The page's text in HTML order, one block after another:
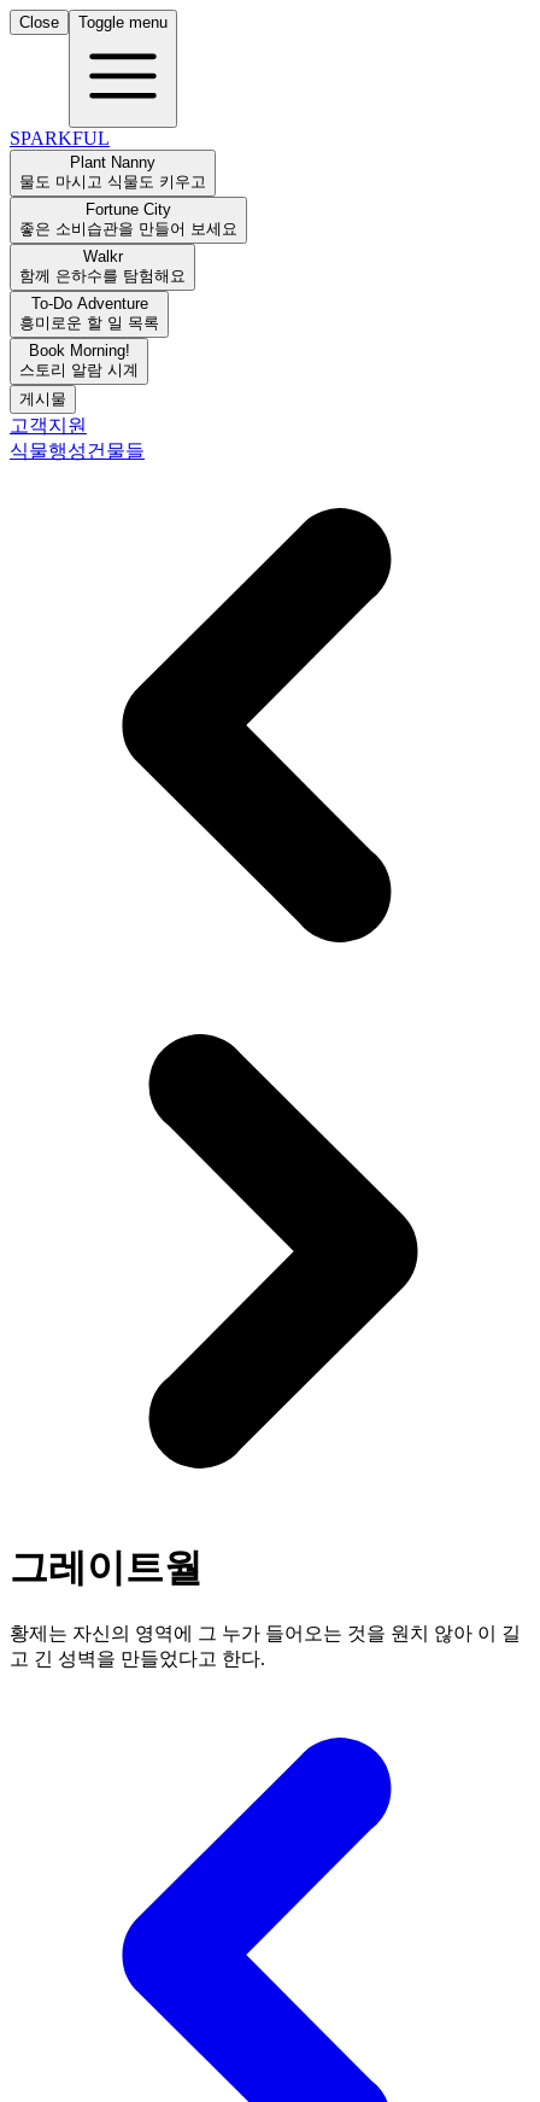
Close Toggle menu
SPARKFUL
Plant Nanny
물도 마시고 식물도 키우고
Fortune City
좋은 소비습관을 만들어 보세요
Walkr
함께 은하수를 탐험해요
To-Do Adventure
흥미로운 할 일 목록
Book Morning!
스토리 알람 시계
게시물
고객지원
식물행성건물들
그레이트월
황제는 자신의 영역에 그 누가 들어오는 것을 원치 않아 이 길
고 긴 성벽을 만들었다고 한다.